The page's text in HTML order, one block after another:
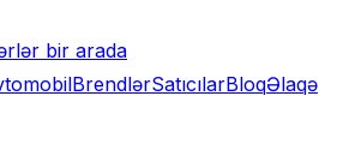
bir arada
BrendlərSatıcılarBloqƏlaqə